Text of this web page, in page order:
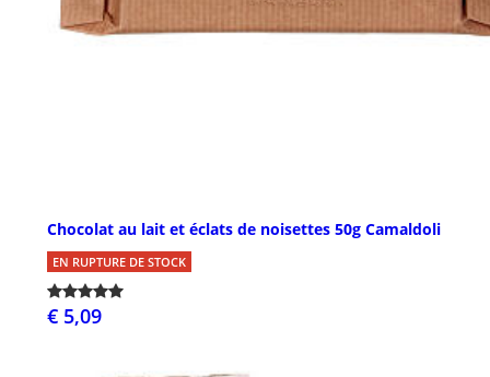
Chocolat au lait et éclats de noisettes 50g Camaldoli
EN RUPTURE DE STOCK
€ 5,09